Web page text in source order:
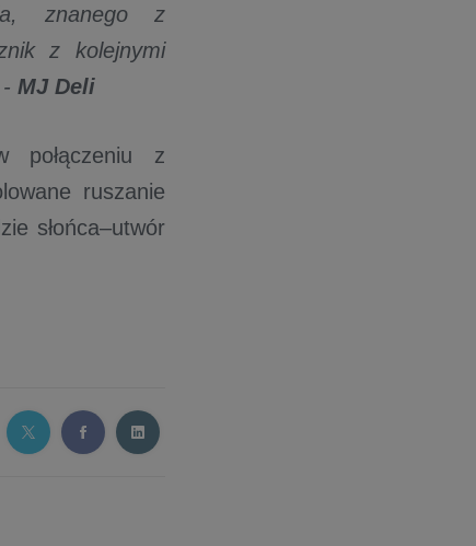
znanego z
z kolejnymi
MJ Deli
połączeniu z
ruszanie
słońca–utwór